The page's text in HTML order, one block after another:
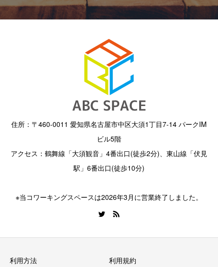
住所：〒460-0011 愛知県名古屋市中区大須1丁目7-14 パークIM
ビル5階
アクセス：鶴舞線「大須観音」4番出口(徒歩2分)、東山線「伏見
駅」6番出口(徒歩10分)
※当コワーキングスペースは2026年3月に営業終了しました。
利用方法 利用規約